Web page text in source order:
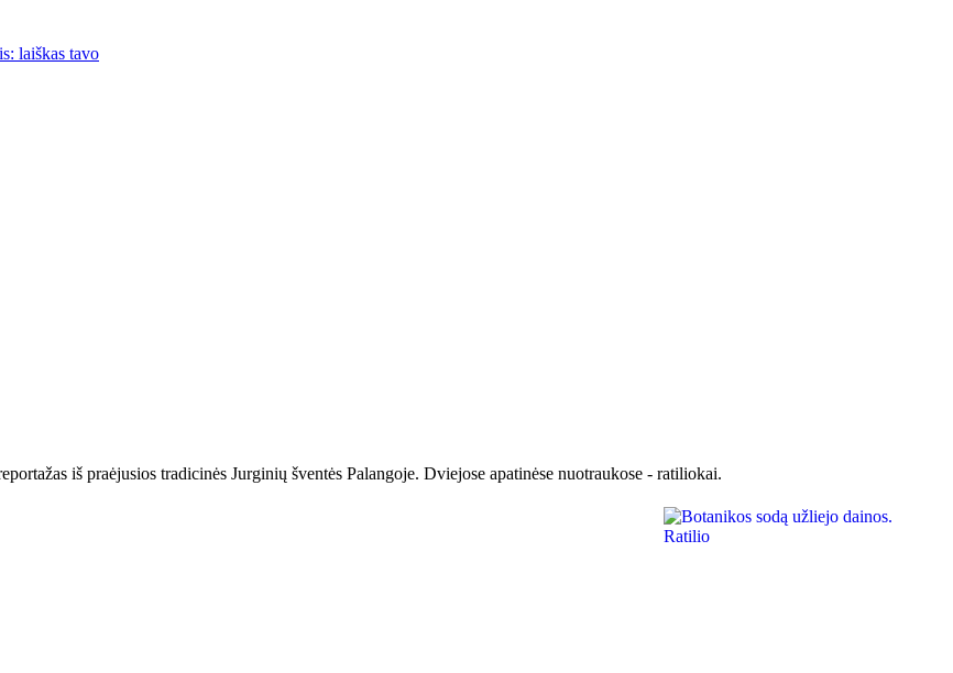
laiškas tavo
iš praėjusios tradicinės Jurginių šventės Palangoje. Dviejose apatinėse nuotraukose - ratiliokai.